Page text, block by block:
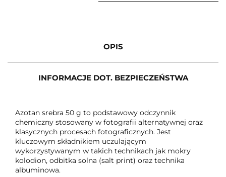
OPIS
INFORMACJE DOT. BEZPIECZEŃSTWA
Azotan srebra 50 g to podstawowy odczynnik
chemiczny stosowany w fotografii alternatywnej oraz
klasycznych procesach fotograficznych. Jest
kluczowym składnikiem uczulającym
wykorzystywanym w takich technikach jak mokry
kolodion, odbitka solna (salt print) oraz technika
albuminowa.